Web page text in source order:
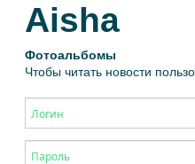
Aisha
Фотоальбомы
Чтобы читать новости